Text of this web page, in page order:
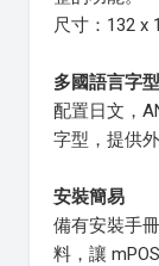
尺寸：132 x
多國語言字型
配置日文，
字型，提供
安裝簡易
備有安裝手
料，讓